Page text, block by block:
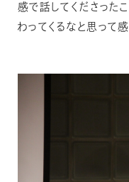
感で話してくださった
わってくるなと思って感